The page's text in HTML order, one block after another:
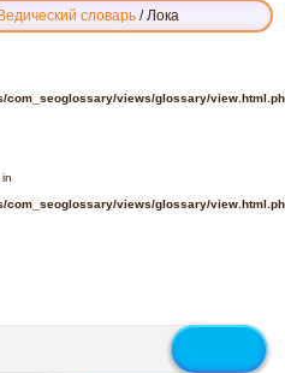
Ведический словарь /Лока
com_seoglossary/views/glossary/
com_seoglossary/views/glossary/